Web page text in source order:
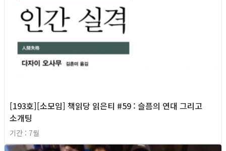
[193호][소모임] 책읽당 읽은티 #59 : 슬픔의 연대 그리고
소개팅
기간 : 7월